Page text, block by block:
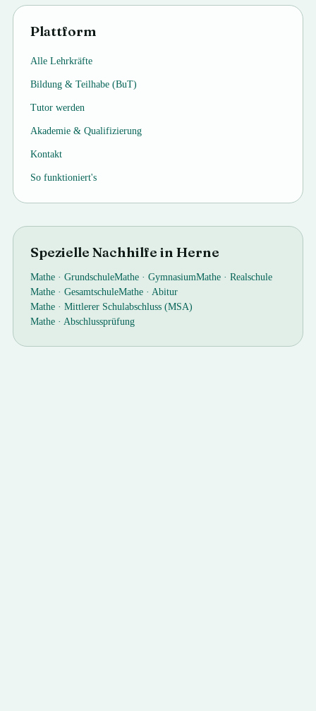
Plattform
Alle Lehrkräfte
Bildung & Teilhabe (BuT)
Tutor werden
Akademie & Qualifizierung
Kontakt
So funktioniert's
Spezielle Nachhilfe inHerne
Mathe ·GrundschuleMathe ·GymnasiumMathe ·Realschule
Mathe ·GesamtschuleMathe ·Abitur
Mathe ·Mittlerer Schulabschluss (MSA)
Mathe ·Abschlussprüfung